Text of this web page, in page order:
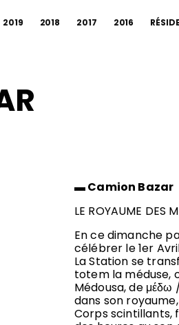
2019 2018 2017 2016
▬ Camion Bazar
LE ROYAUME DES
En ce dimanche
célébrer le 1er
La Station se
totem la méduse,
Médousa, de
dans son
Corps scintillants,